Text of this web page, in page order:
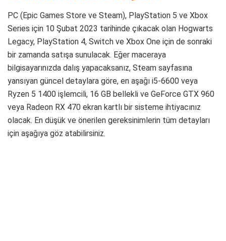
PC (Epic Games Store ve Steam), PlayStation 5 ve Xbox
Series için 10 Şubat 2023 tarihinde çıkacak olan Hogwarts
Legacy, PlayStation 4, Switch ve Xbox One için de sonraki
bir zamanda satışa sunulacak. Eğer maceraya
bilgisayarınızda dalış yapacaksanız, Steam sayfasına
yansıyan güncel detaylara göre, en aşağı i5-6600 veya
Ryzen 5 1400 işlemcili, 16 GB bellekli ve GeForce GTX 960
veya Radeon RX 470 ekran kartlı bir sisteme ihtiyacınız
olacak. En düşük ve önerilen gereksinimlerin tüm detayları
için aşağıya göz atabilirsiniz.